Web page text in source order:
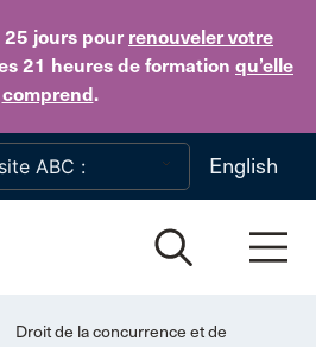
25 jours pour renouveler votre
21 heures de formation qu’elle
comprend.
Skip to main content
English
Droit de la concurrence et de